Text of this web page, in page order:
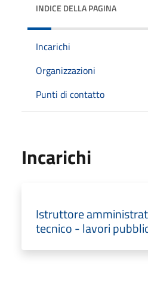
INDICE DELLA PAGINA
Incarichi
Organizzazioni
Punti di contatto
Incarichi
Istruttore
tecnico - lavori